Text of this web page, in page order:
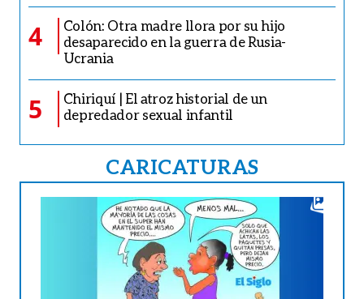
4
Colón: Otra madre llora por su hijo
desaparecido en la guerra de Rusia-
Ucrania
5
Chiriquí | El atroz historial de un
depredador sexual infantil
CARICATURAS